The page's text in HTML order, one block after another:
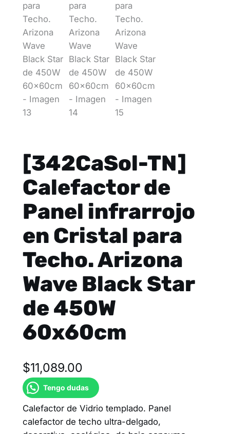
[342CaSol-TN]
Calefactor de
Panel infrarrojo
en Cristal para
Techo. Arizona
Wave Black Star
de 450W
60x60cm
$11,089.00
Tengo dudas
Calefactor de Vidrio templado. Panel
calefactor de techo ultra-delgado,